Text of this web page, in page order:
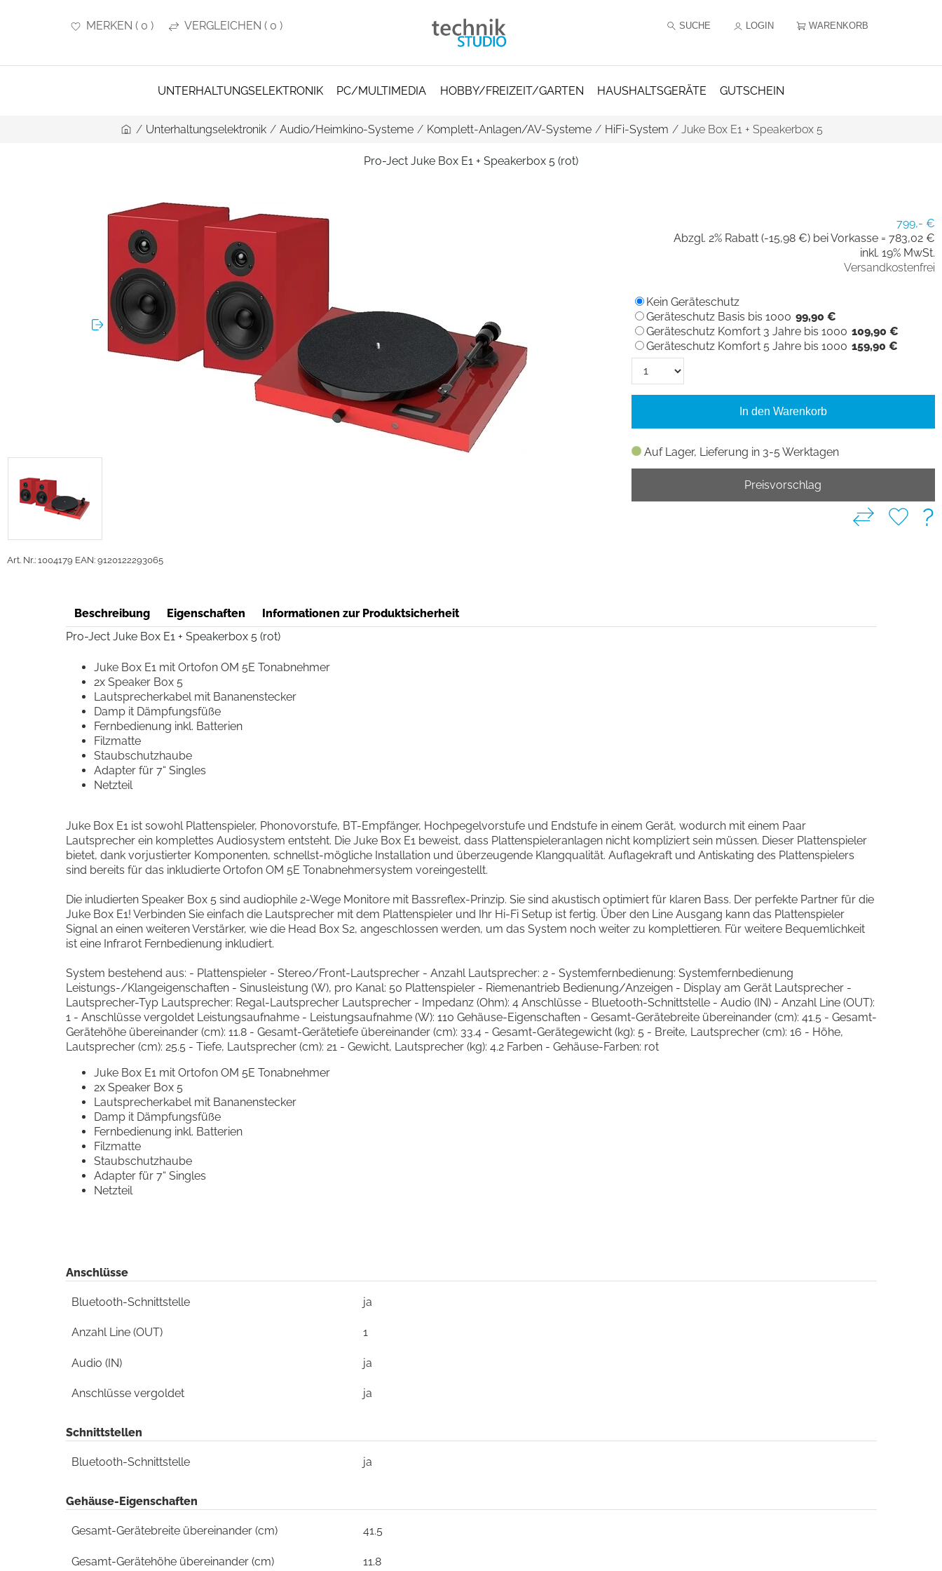
MERKEN ( 0 ) VERGLEICHEN ( 0 ) SUCHE LOGIN WARENKORB
UNTERHALTUNGSELEKTRONIK PC/MULTIMEDIA HOBBY/FREIZEIT/GARTEN HAUSHALTSGERÄTE GUTSCHEIN
/ Unterhaltungselektronik / Audio/Heimkino-Systeme / Komplett-Anlagen/AV-Systeme / HiFi-System / Juke Box E1 + Speakerbox 5
Pro-Ject Juke Box E1 + Speakerbox 5 (rot)
Art. Nr.: 1004179 EAN: 9120122293065
799,- €
Abzgl. 2% Rabatt (-15,98 €) bei Vorkasse = 783,02 €
inkl. 19% MwSt.
Versandkostenfrei
Auf Lager, Lieferung in 3-5 Werktagen
Kein Geräteschutz
Geräteschutz Basis bis 1000 99,90 €
Geräteschutz Komfort 3 Jahre bis 1000 109,90 €
Geräteschutz Komfort 5 Jahre bis 1000 159,90 €
In den Warenkorb
Preisvorschlag
?
Beschreibung Eigenschaften
Informationen zur Produktsicherheit
Pro-Ject Juke Box E1 + Speakerbox 5 (rot)
Juke Box E1 mit Ortofon OM 5E Tonabnehmer
2x Speaker Box 5
Lautsprecherkabel mit Bananenstecker
Damp it Dämpfungsfüße
Fernbedienung inkl. Batterien
Filzmatte
Staubschutzhaube
Adapter für 7“ Singles
Netzteil
Juke Box E1 ist sowohl Plattenspieler, Phonovorstufe, BT-Empfänger, Hochpegelvorstufe und Endstufe in einem Gerät, wodurch mit einem Paar
Lautsprecher ein komplettes Audiosystem entsteht. Die Juke Box E1 beweist, dass Plattenspieleranlagen nicht kompliziert sein müssen. Dieser Plattenspieler
bietet, dank vorjustierter Komponenten, schnellst-mögliche Installation und überzeugende Klangqualität. Auflagekraft und Antiskating des Plattenspielers
sind bereits für das inkludierte Ortofon OM 5E Tonabnehmersystem voreingestellt.
Die inludierten Speaker Box 5 sind audiophile 2-Wege Monitore mit Bassreflex-Prinzip. Sie sind akustisch optimiert für klaren Bass. Der perfekte Partner für die
Juke Box E1! Verbinden Sie einfach die Lautsprecher mit dem Plattenspieler und Ihr Hi-Fi Setup ist fertig. Über den Line Ausgang kann das Plattenspieler
Signal an einen weiteren Verstärker, wie die Head Box S2, angeschlossen werden, um das System noch weiter zu komplettieren. Für weitere Bequemlichkeit
ist eine Infrarot Fernbedienung inkludiert.
System bestehend aus: - Plattenspieler - Stereo/Front-Lautsprecher - Anzahl Lautsprecher: 2 - Systemfernbedienung: Systemfernbedienung
Leistungs-/Klangeigenschaften - Sinusleistung (W), pro Kanal: 50 Plattenspieler - Riemenantrieb Bedienung/Anzeigen - Display am Gerät Lautsprecher -
Lautsprecher-Typ Lautsprecher: Regal-Lautsprecher Lautsprecher - Impedanz (Ohm): 4 Anschlüsse - Bluetooth-Schnittstelle - Audio (IN) - Anzahl Line (OUT):
1 - Anschlüsse vergoldet Leistungsaufnahme - Leistungsaufnahme (W): 110 Gehäuse-Eigenschaften - Gesamt-Gerätebreite übereinander (cm): 41.5 - Gesamt-
Gerätehöhe übereinander (cm): 11.8 - Gesamt-Gerätetiefe übereinander (cm): 33.4 - Gesamt-Gerätegewicht (kg): 5 - Breite, Lautsprecher (cm): 16 - Höhe,
Lautsprecher (cm): 25.5 - Tiefe, Lautsprecher (cm): 21 - Gewicht, Lautsprecher (kg): 4.2 Farben - Gehäuse-Farben: rot
Juke Box E1 mit Ortofon OM 5E Tonabnehmer
2x Speaker Box 5
Lautsprecherkabel mit Bananenstecker
Damp it Dämpfungsfüße
Fernbedienung inkl. Batterien
Filzmatte
Staubschutzhaube
Adapter für 7“ Singles
Netzteil
Anschlüsse
Bluetooth-Schnittstelle ja
Anzahl Line (OUT) 1
Audio (IN) ja
Anschlüsse vergoldet ja
Schnittstellen
Bluetooth-Schnittstelle ja
Gehäuse-Eigenschaften
Gesamt-Gerätebreite übereinander (cm) 41.5
Gesamt-Gerätehöhe übereinander (cm) 11.8